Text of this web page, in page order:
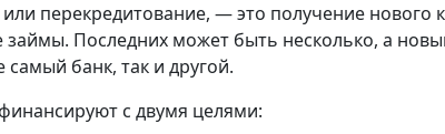
перекредитование, — это получение нового
займы. Последних может быть несколько, а
самый банк, так и другой.
с двумя целями: